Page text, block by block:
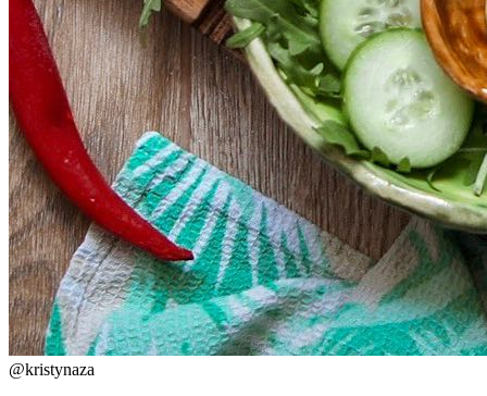
@kristynaza